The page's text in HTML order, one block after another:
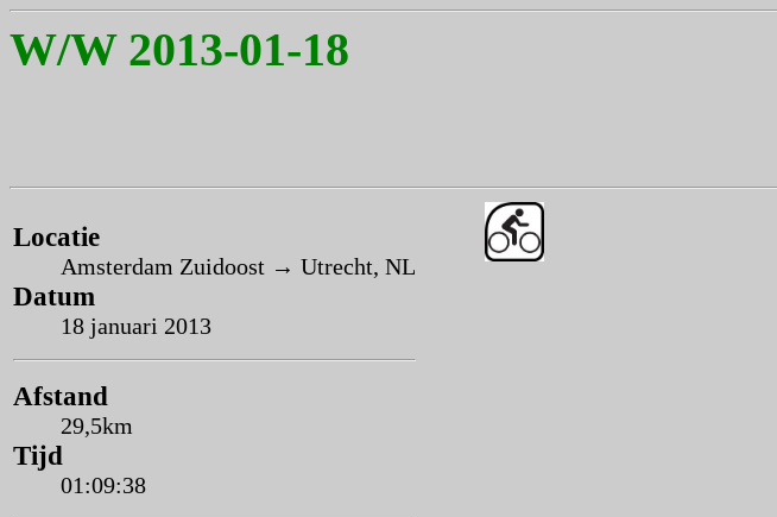
W/W 2013-01-18
Locatie
Amsterdam Zuidoost → Utrecht, NL
Datum
18 januari 2013
Afstand
29,5km
Tijd
01:09:38